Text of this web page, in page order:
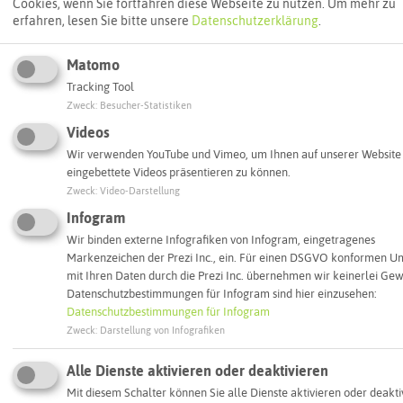
Interaktive Karte
Routenplanung zum Ziel:
ÖPNV-Route finden
Autoroute finden
ATTRAKTIONEN IN DER UMGEBUNG
Was ihr hier noch erleben könnt
RECKLINGHAUSEN
Cookies, wenn Sie fortfahren diese Webseite zu nutzen. Um mehr zu
erfahren, lesen Sie bitte unsere Datenschutzerklärung.
Matomo
Tracking Tool
Zweck: Besucher-Statistiken
Videos
Wir verwenden YouTube und Vimeo, um Ihnen auf unserer Website
eingebettete Videos präsentieren zu können.
Zweck: Video-Darstellung
Infogram
Wir binden externe Infografiken von Infogram, eingetragenes
Markenzeichen der Prezi Inc., ein. Für einen DSGVO konformen
mit Ihren Daten durch die Prezi Inc. übernehmen wir keinerlei
Datenschutzbestimmungen für Infogram sind hier einzusehen:
Datenschutzbestimmungen für Infogram
Zweck: Darstellung von Infografiken
Alle Dienste aktivieren oder deaktivieren
Mit diesem Schalter können Sie alle Dienste aktivieren oder